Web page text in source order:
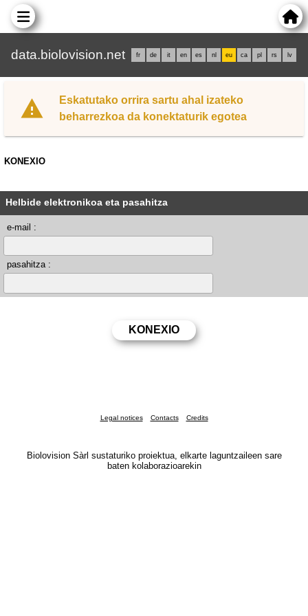
data.biolovision.net fr de it en es nl eu ca pl rs lv
Eskatutako orrira sartu ahal izateko
beharrezkoa da konektaturik egotea
KONEXIO
Helbide elektronikoa eta pasahitza
e-mail :
pasahitza :
Legal notices Contacts Credits
Biolovision Sàrl sustaturiko proiektua, elkarte laguntzaileen sare
baten kolaborazioarekin